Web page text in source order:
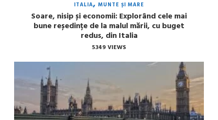
ITALIA MUNTE ȘI MARE
Soare, nisip și economii: Explorând cele mai
bune reședințe de la malul mării, cu buget
redus, din Italia
5349 VIEWS